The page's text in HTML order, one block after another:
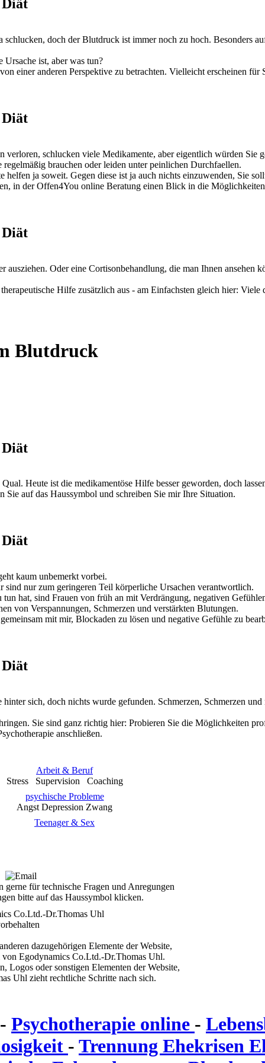
Diät
doch der Blutdruck ist immer noch zu hoch. Besonders
Ursache ist, aber was tun?
einer anderen Perspektive zu betrachten. Vielleicht erscheinen für
Diät
verloren, schlucken viele Medikamente, aber eigentlich würden Sie
brauchen oder leiden unter peinlichen Durchfaellen.
ja soweit. Gegen diese ist ja auch nichts einzuwenden, Sie
in der Offen4You online Beratung einen Blick in die
Diät
Oder eine Cortisonbehandlung, die man Ihnen ansehen
Hilfe zusätzlich aus - am Einfachsten gleich hier: Viele
Blutdruck
Diät
Heute ist die medikamentöse Hilfe besser geworden, doch
Sie auf das Haussymbol und schreiben Sie mir Ihre Situation.
Diät
kaum unbemerkt vorbei.
nur zum geringeren Teil körperliche Ursachen verantwortlich.
hat, sind Frauen von früh an mit Verdrängung, negativen
von Verspannungen, Schmerzen und verstärkten Blutungen.
mit mir, Blockaden zu lösen und negative Gefühle zu
Diät
sich, doch nichts wurde gefunden. Schmerzen, Schmerzen
Sie sind ganz richtig hier: Probieren Sie die Möglichkeiten
anschließen.
Arbeit & Beruf
Stress Supervision Coaching
psychische Probleme
Angst Depression Zwang
Teenager & Sex
gerne für technische Fragen und Anregungen
bitte auf das Haussymbol klicken.
Co.Ltd.-Dr.Thomas Uhl
dazugehörigen Elemente der Website,
Egodynamics Co.Ltd.-Dr.Thomas Uhl.
Logos oder sonstigen Elementen der Website,
Uhl zieht rechtliche Schritte nach sich.
- Psychotherapie online -
- Trennung Ehekrisen